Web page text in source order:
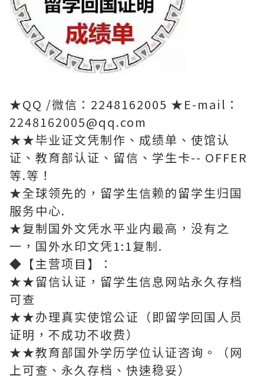
★QQ /微信：2248162005 ★E-mail：
2248162005@qq.com
★★毕业证文凭制作、成绩单、使馆认
证、教育部认证、留信、学生卡-- OFFER
等.等！
★全球领先的，留学生信赖的留学生归国
服务中心.
★复制国外文凭水平业内最高，没有之
一，国外水印文凭1:1复制.
◆【主营项目】：
★★留信认证，留学生信息网站永久存档
可查
★★办理真实使馆公证（即留学回国人员
证明，不成功不收费）
★★教育部国外学历学位认证咨询。（网
上可查、永久存档、快速稳妥）